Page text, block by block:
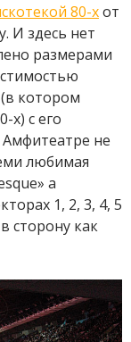
80-хот
И здесь нет
размерами
котором
х) с его
не
любимая
а
1, 2, 3, 4, 5
сторону как